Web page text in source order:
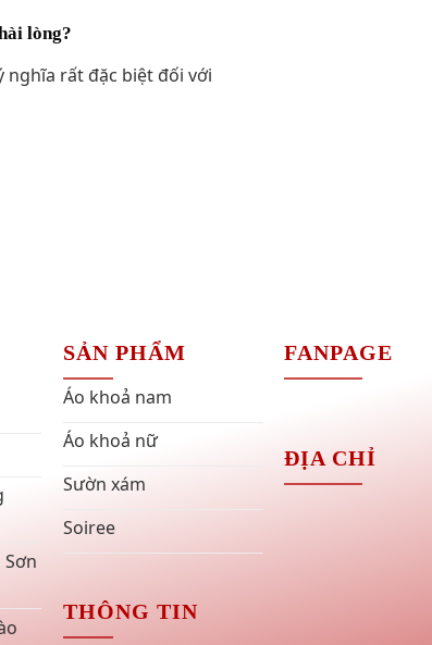
lòng?
nghĩa rất đặc biệt đối với
SẢN PHẨM
Áo khoả nam
Áo khoả nữ
Sườn xám
Soiree
THÔNG TIN
FANPAGE
ĐỊA CHỈ